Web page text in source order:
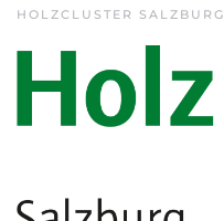
HOLZCLUSTER SALZBURG